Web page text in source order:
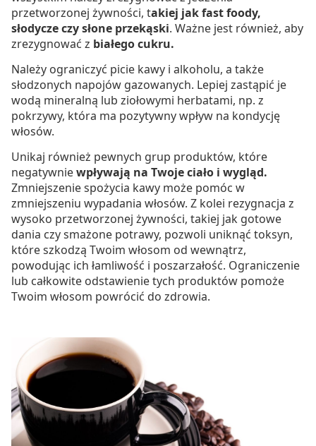
przetworzonej żywności, takiej jak fast foody,
słodycze czy słone przekąski. Ważne jest również, aby
zrezygnować z białego cukru.
Należy ograniczyć picie kawy i alkoholu, a także
słodzonych napojów gazowanych. Lepiej zastąpić je
wodą mineralną lub ziołowymi herbatami, np. z
pokrzywy, która ma pozytywny wpływ na kondycję
włosów.
Unikaj również pewnych grup produktów, które
negatywniewpływają na Twoje ciało i wygląd.
Zmniejszenie spożycia kawy może pomóc w
zmniejszeniu wypadania włosów. Z kolei rezygnacja z
wysoko przetworzonej żywności, takiej jak gotowe
dania czy smażone potrawy, pozwoli uniknąć toksyn,
które szkodzą Twoim włosom od wewnątrz,
powodując ich łamliwość i poszarzałość. Ograniczenie
lub całkowite odstawienie tych produktów pomoże
Twoim włosom powrócić do zdrowia.